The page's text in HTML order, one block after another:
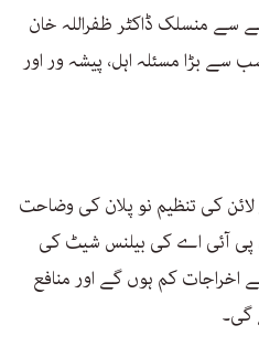
سے منسلک ڈاکٹر ظفراللہ خان
سب سے بڑا مسئلہ اہل، پیشہ ور اور
لائن کی تنظیم نو پلان کی وضاحت
پی آئی اے کی بیلنس شیٹ کی
کم ہوں گے اور منافع
گی۔